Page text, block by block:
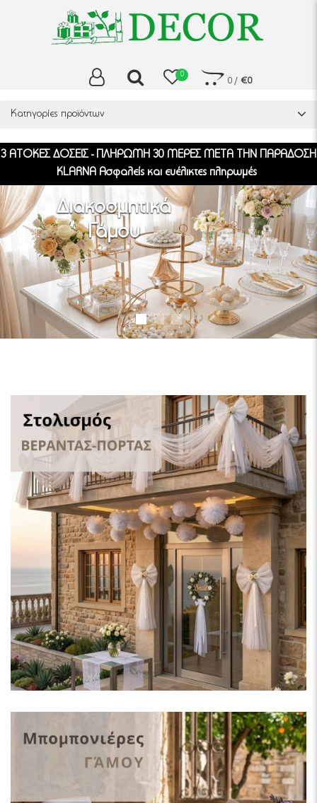
0
0/ €0
Κατηγορίες προϊόντων
3 ΑΤΟΚΕΣ ΔΟΣΕΙΣ - ΠΛΗΡΩΜΗ 30 ΜΕΡΕΣ ΜΕΤΑ ΤΗΝ ΠΑΡΑΔΟΣΗ
KLARNA Ασφαλείς και ευέλικτες πληρωμές
Διακοσμητικά
Γάμου